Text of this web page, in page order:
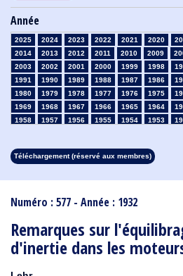
Numéro : 577 - Année : 1932
Remarques sur
d'inertie dans les
Année
2025 2024 2023 2022 2021 2020
2014
2013 2012 2011 2010 2009
2003
2002 2001 2000 1999 1998
1991
1990 1989 1988 1987 1986
1980
1979 1978 1977 1976 1975
1969
1968 1967 1966 1965 1964
1958
1957 1956 1955 1954 1953
1913
1912 1911 1910 1909 1908
Téléchargement (réservé aux membres)